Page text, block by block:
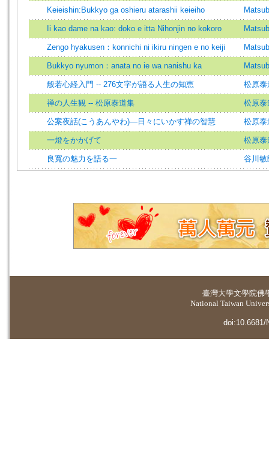
Keieishin:Bukkyo ga oshieru atarashii keieiho
Ii kao dame na kao: doko e itta Nihonjin no kokoro
Zengo hyakusen：konnichi ni ikiru ningen e no keiji
Bukkyo nyumon：anata no ie wa nanishu ka
般若心経入門 -- 276文字が語る人生の知恵 松原泰
禅の人生観 -- 松原泰道集 松原泰
公案夜話(こうあんやわ)―日々にいかす禅の智慧 松原泰
一燈をかかげて 松原泰
良寬の魅力を語る一 谷川敏
臺灣大學文學院佛
National Taiwan
doi:10.6681/